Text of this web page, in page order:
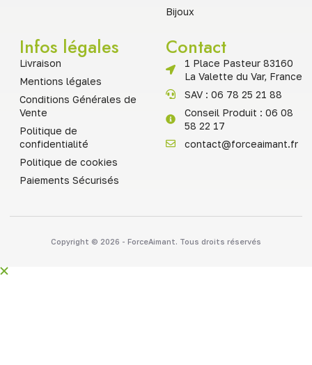
Bijoux
Infos légales
Livraison
Mentions légales
Conditions Générales de
Vente
Politique de
confidentialité
Politique de cookies
Paiements Sécurisés
Contact
1 Place Pasteur 83160
La Valette du Var, France
SAV : 06 78 25 21 88
Conseil Produit : 06 08
58 22 17
contact@forceaimant.fr
Copyright © 2026 - ForceAimant. Tous droits réservés